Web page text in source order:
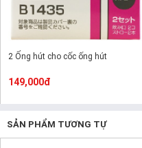
2 Ống hút cho cốc ống hút
149,000đ
SẢN PHẨM TƯƠNG TỰ